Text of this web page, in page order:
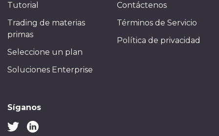
Tutorial
Trading de materias
primas
Seleccione un plan
Soluciones Enterprise
Contáctenos
Términos de Servicio
Política de privacidad
Síganos